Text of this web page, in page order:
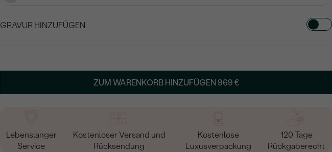
GRAVUR HINZUFÜGEN
Geben Sie Initialen/Text ein
ZUM WARENKORB HINZUFÜGEN 969 €
Lebenslanger
Service
Kostenloser Versand und
Rücksendung
Kostenlose
Luxusverpackung
120 Tage
Rückgaberecht